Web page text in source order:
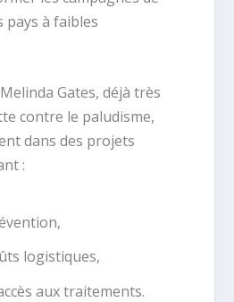
pays à faibles
Gates, déjà très
contre le paludisme,
dans des projets
:
logistiques,
aux traitements.